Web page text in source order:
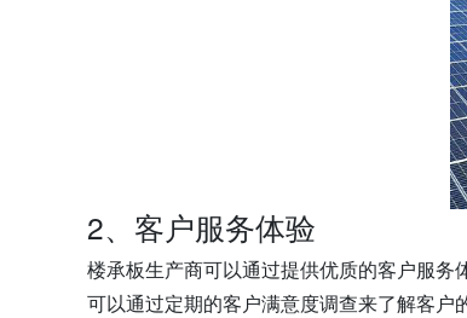
2、客户服务体验
楼承板生产商可以通过提供优质的客户服
可以通过定期的客户满意度调查来了解客户